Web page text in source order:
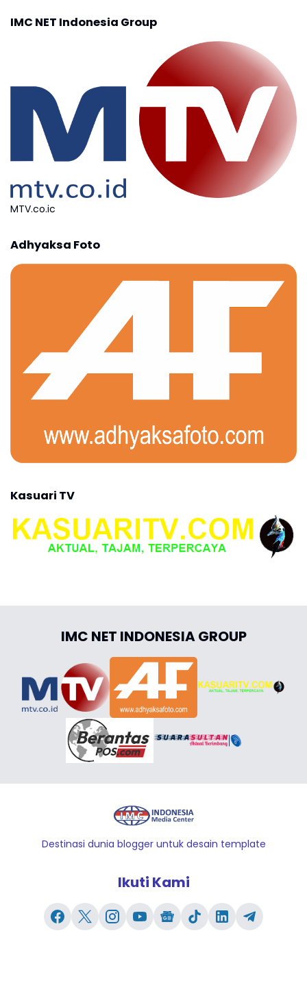
IMC NET Indonesia Group
MTV.co.ic
Adhyaksa Foto
Kasuari TV
IMC NET INDONESIA GROUP
Destinasi dunia blogger untuk desain template
Ikuti Kami